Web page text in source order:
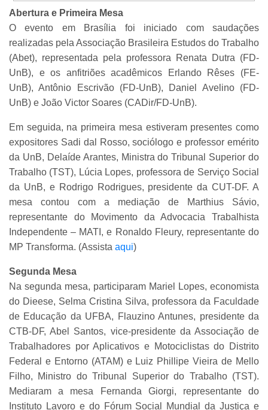
Abertura e Primeira Mesa
O evento em Brasília foi iniciado com saudações
realizadas pela Associação Brasileira Estudos do Trabalho
(Abet), representada pela professora Renata Dutra (FD-
UnB), e os anfitriões acadêmicos Erlando Rêses (FE-
UnB), Antônio Escrivão (FD-UnB), Daniel Avelino (FD-
UnB) e João Victor Soares (CADir/FD-UnB).
Em seguida, na primeira mesa estiveram presentes como
expositores Sadi dal Rosso, sociólogo e professor emérito
da UnB, Delaíde Arantes, Ministra do Tribunal Superior do
Trabalho (TST), Lúcia Lopes, professora de Serviço Social
da UnB, e Rodrigo Rodrigues, presidente da CUT-DF. A
mesa contou com a mediação de Marthius Sávio,
representante do Movimento da Advocacia Trabalhista
Independente – MATI, e Ronaldo Fleury, representante do
MP Transforma. (Assista aqui)
Segunda Mesa
Na segunda mesa, participaram Mariel Lopes, economista
do Dieese, Selma Cristina Silva, professora da Faculdade
de Educação da UFBA, Flauzino Antunes, presidente da
CTB-DF, Abel Santos, vice-presidente da Associação de
Trabalhadores por Aplicativos e Motociclistas do Distrito
Federal e Entorno (ATAM) e Luiz Phillipe Vieira de Mello
Filho, Ministro do Tribunal Superior do Trabalho (TST).
Mediaram a mesa Fernanda Giorgi, representante do
Instituto Lavoro e do Fórum Social Mundial da Justiça e